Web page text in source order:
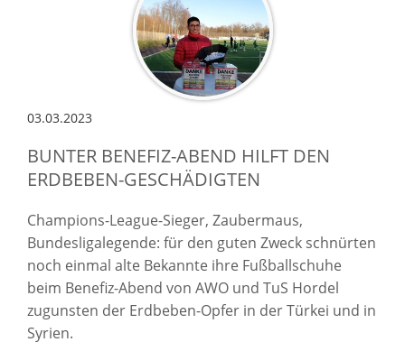
03.03.2023
BUNTER BENEFIZ-ABEND HILFT DEN
ERDBEBEN-GESCHÄDIGTEN
Champions-League-Sieger, Zaubermaus,
Bundesligalegende: für den guten Zweck schnürten
noch einmal alte Bekannte ihre Fußballschuhe
beim Benefiz-Abend von AWO und TuS Hordel
zugunsten der Erdbeben-Opfer in der Türkei und in
Syrien.